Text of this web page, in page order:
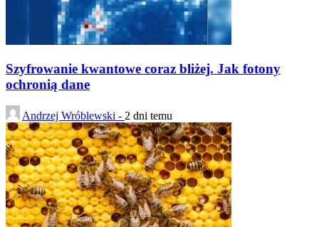
Szyfrowanie kwantowe coraz bliżej. Jak fotony
ochronią dane
Andrzej Wróblewski - 2 dni temu